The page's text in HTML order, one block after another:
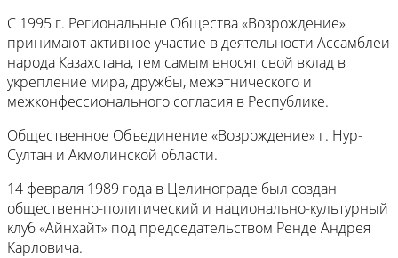
С 1995 г. Региональные Общества «Возрождение»
принимают активное участие в деятельности Ассамблеи
народа Казахстана, тем самым вносят свой вклад в
укрепление мира, дружбы, межэтнического и
межконфессионального согласия в Республике.
Общественное Объединение «Возрождение» г. Нур-
Султан и Акмолинской области.
14 февраля 1989 года в Целинограде был создан
общественно-политический и национально-культурный
клуб «Айнхайт» под председательством Ренде Андрея
Карловича.